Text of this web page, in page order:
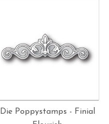
Die Poppystamps - Finial